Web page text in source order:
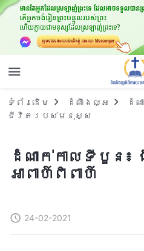
ទំព័រ​ដើម ដំណឹងល្អ
ដំណ
ជីវិតរបស់មនុស្ស
ដំណាក់កាលទីបួន៖
អាពាហ៍ពិពាហ៍
24-02-2021